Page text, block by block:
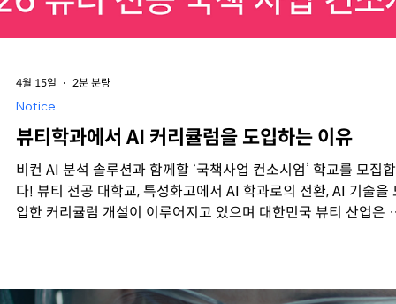
덴마역까지는 열차를 타고 이동했어요🚄 🏡인원보다도 더 많은
샵인만큼 일반 자유여행과 동일하면 섭섭하겠죠? 😎 2